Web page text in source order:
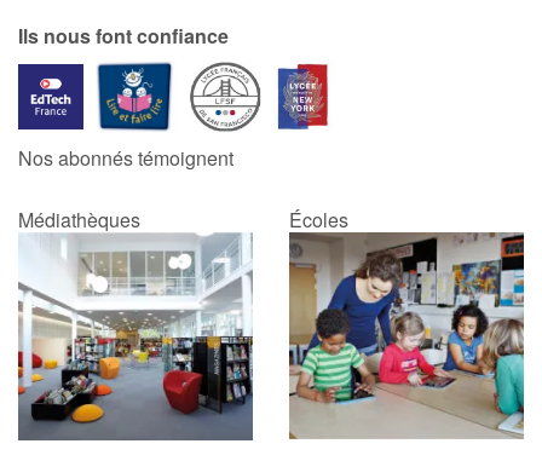
Ils nous font confiance
Nos abonnés témoignent
Médiathèques Écoles